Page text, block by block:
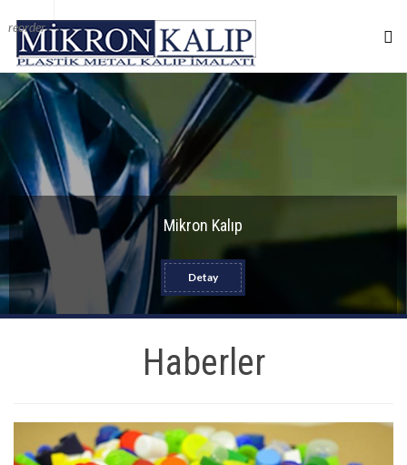
reorder
Mikron Kalıp
Detay
Haberler